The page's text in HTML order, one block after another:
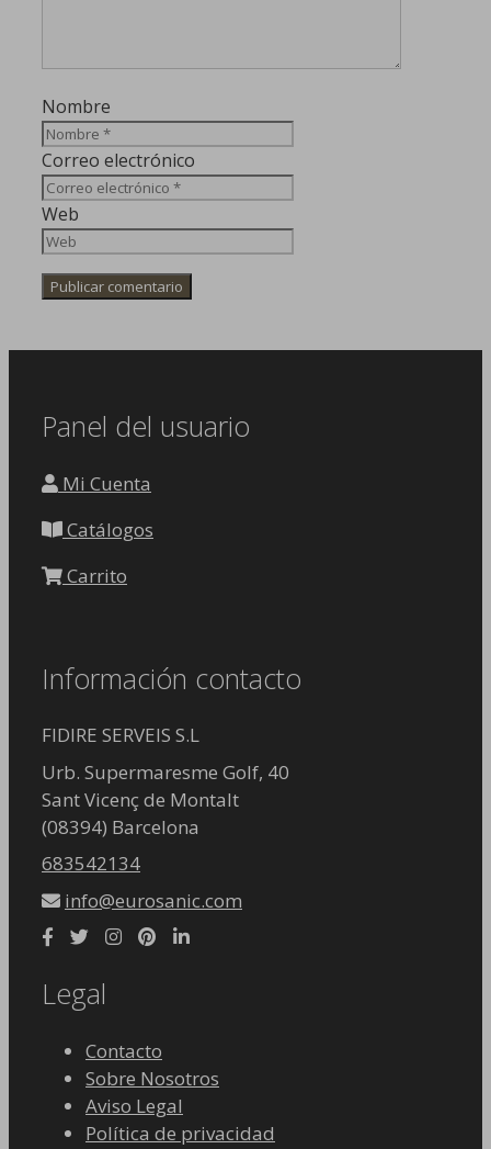
Nombre
Correo electrónico
Web
Panel del usuario
Mi Cuenta
Catálogos
Carrito
Información contacto
FIDIRE SERVEIS S.L
Urb. Supermaresme Golf, 40
Sant Vicenç de Montalt
(08394) Barcelona
683542134
info@eurosanic.com
Legal
Contacto
Sobre Nosotros
Aviso Legal
Política de privacidad